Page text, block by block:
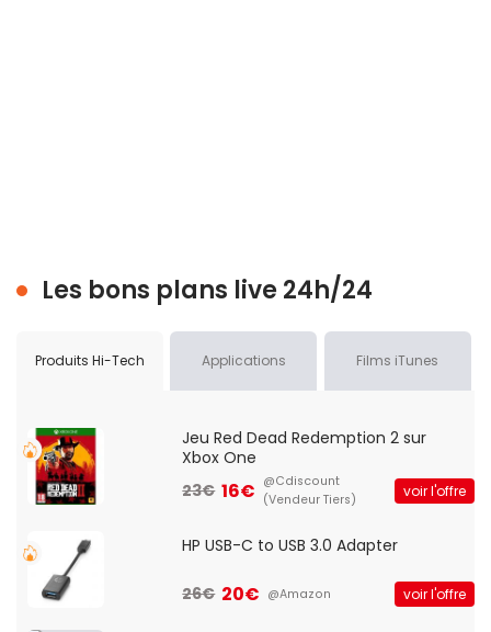
Les bons plans live 24h/24
Produits Hi-Tech Applications Films iTunes
Jeu Red Dead Redemption 2 sur
Xbox One
23€ 16€ @Cdiscount
(Vendeur Tiers)
voir l'offre
HP USB-C to USB 3.0 Adapter
26€ 20€ @Amazon voir l'offre